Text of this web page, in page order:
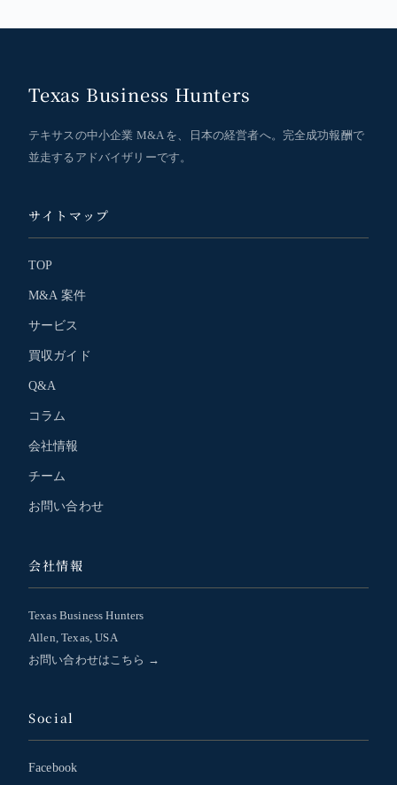
Texas Business Hunters
テキサスの中小企業 M&A を、日本の経営者へ。完全成功報酬で
並走するアドバイザリーです。
サイトマップ
TOP
M&A 案件
サービス
買収ガイド
Q&A
コラム
会社情報
チーム
お問い合わせ
会社情報
Texas Business Hunters
Allen, Texas, USA
お問い合わせはこちら →
Social
Facebook